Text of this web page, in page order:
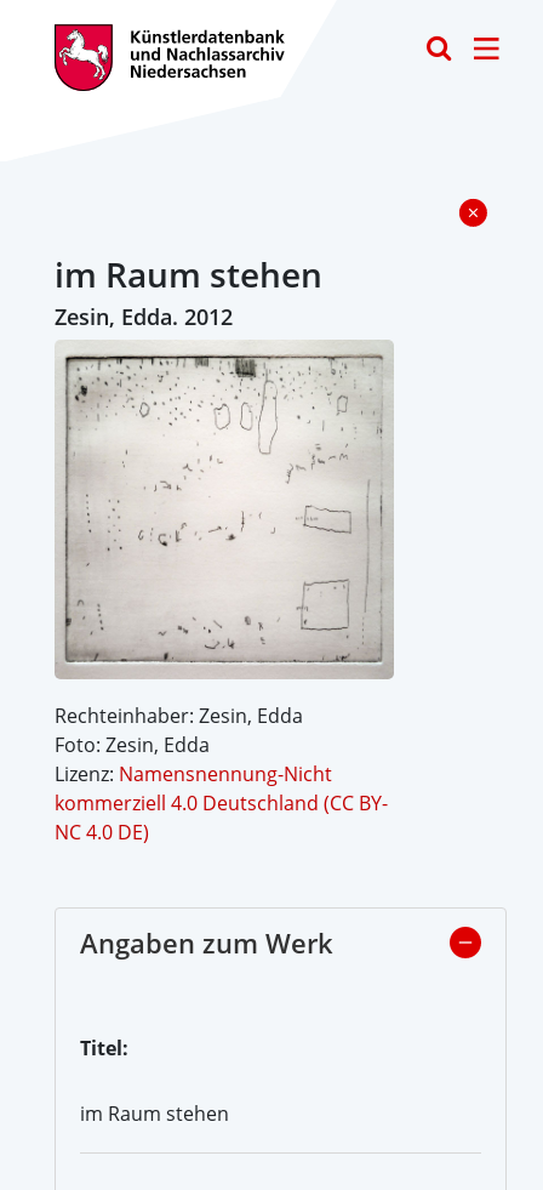
im Raum stehen
Zesin, Edda. 2012
Rechteinhaber: Zesin, Edda
Foto: Zesin, Edda
Lizenz: Namensnennung-Nicht
kommerziell 4.0 Deutschland (CC BY-
NC 4.0 DE)
Angaben zum Werk
Titel:
im Raum stehen